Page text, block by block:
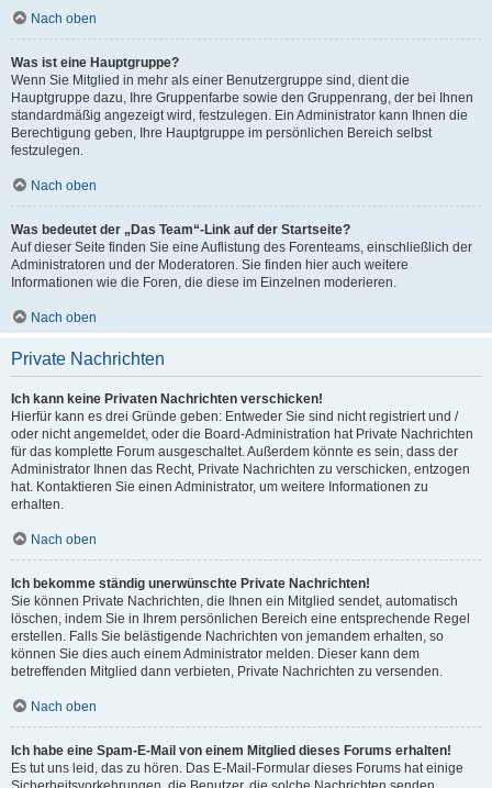
Nach oben
Was ist eine Hauptgruppe?
Wenn Sie Mitglied in mehr als einer Benutzergruppe sind, dient die
Hauptgruppe dazu, Ihre Gruppenfarbe sowie den Gruppenrang, der bei Ihnen
standardmäßig angezeigt wird, festzulegen. Ein Administrator kann Ihnen die
Berechtigung geben, Ihre Hauptgruppe im persönlichen Bereich selbst
festzulegen.
Nach oben
Was bedeutet der „Das Team“-Link auf der Startseite?
Auf dieser Seite finden Sie eine Auflistung des Forenteams, einschließlich der
Administratoren und der Moderatoren. Sie finden hier auch weitere
Informationen wie die Foren, die diese im Einzelnen moderieren.
Nach oben
Private Nachrichten
Ich kann keine Privaten Nachrichten verschicken!
Hierfür kann es drei Gründe geben: Entweder Sie sind nicht registriert und /
oder nicht angemeldet, oder die Board-Administration hat Private Nachrichten
für das komplette Forum ausgeschaltet. Außerdem könnte es sein, dass der
Administrator Ihnen das Recht, Private Nachrichten zu verschicken, entzogen
hat. Kontaktieren Sie einen Administrator, um weitere Informationen zu
erhalten.
Nach oben
Ich bekomme ständig unerwünschte Private Nachrichten!
Sie können Private Nachrichten, die Ihnen ein Mitglied sendet, automatisch
löschen, indem Sie in Ihrem persönlichen Bereich eine entsprechende Regel
erstellen. Falls Sie belästigende Nachrichten von jemandem erhalten, so
können Sie dies auch einem Administrator melden. Dieser kann dem
betreffenden Mitglied dann verbieten, Private Nachrichten zu versenden.
Nach oben
Ich habe eine Spam-E-Mail von einem Mitglied dieses Forums erhalten!
Es tut uns leid, das zu hören. Das E-Mail-Formular dieses Forums hat einige